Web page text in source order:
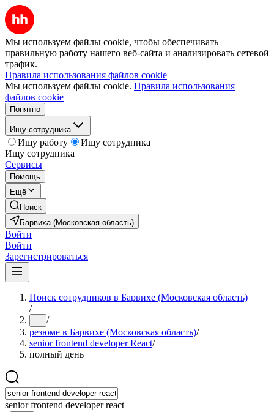
Мы используем файлы cookie, чтобы обеспечивать
правильную работу нашего веб-сайта и анализировать сетевой
трафик.
Правила использования файлов cookie
Мы используем файлы cookie. Правила использования
файлов cookie
Понятно
Ищу сотрудника
Ищу работу
Ищу сотрудника
Ищу сотрудника
Сервисы
Помощь
Ещё
Поиск
Барвиха (Московская область)
Войти
Войти
Зарегистрироваться
Поиск сотрудников в Барвихе (Московская область)
/
... /
резюме в Барвихе (Московская область)/
senior frontend developer React/
полный день
senior frontend developer react